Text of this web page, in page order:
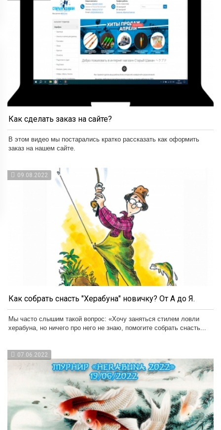
Как сделать заказ на сайте?
В этом видео мы постарались кратко рассказать как оформить
заказ на нашем сайте.
09.08.2022
Как собрать снасть "Херабуна" новичку? От А до Я.
Мы часто слышим такой вопрос: «Хочу заняться стилем ловли
херабуна, но ничего про него не знаю, помогите собрать снасть...
07.06.2022